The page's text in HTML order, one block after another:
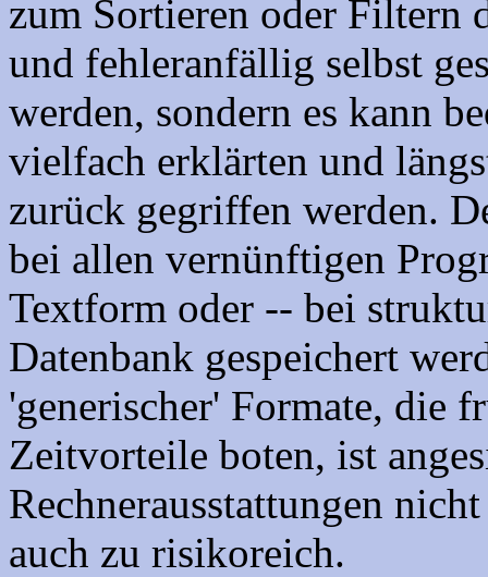
zum Sortieren oder Filtern
und fehleranfällig selbst
werden, sondern es kann
vielfach erklärten und
zurück gegriffen werden.
bei allen vernünftigen
Textform oder -- bei
Datenbank gespeichert
'generischer' Formate, die
Zeitvorteile boten, ist
Rechnerausstattungen
auch zu risikoreich.